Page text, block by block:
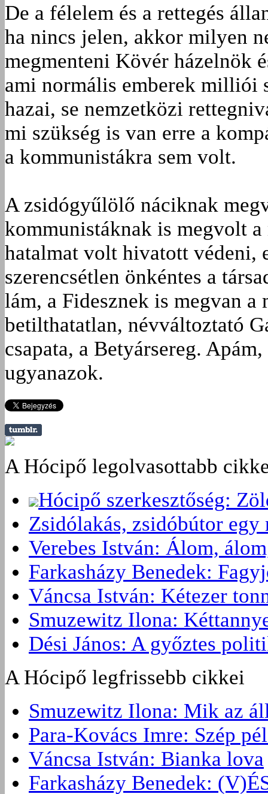
De a félelem és a rettegés
ha nincs jelen, akkor milyen
megmenteni Kövér házelnök
ami normális emberek milliói
hazai, se nemzetközi
mi szükség is van erre a
a kommunistákra sem volt.
A zsidógyűlölő náciknak
kommunistáknak is megvolt
hatalmat volt hivatott védeni,
szerencsétlen önkéntes a
lám, a Fidesznek is megvan a
betilthatatlan, névváltoztató
csapata, a Betyársereg.
ugyanazok.
A Hócipő legolvasottabb
Hócipő szerkesztőség:
Zsidólakás, zsidóbútor
Verebes István: Álom,
Farkasházy Benedek:
Váncsa István: Kétezer
Smuzewitz Ilona:
Dési János: A győztes
A Hócipő legfrissebb cikkei
Smuzewitz Ilona: Mik az
Para-Kovács Imre: Szép
Váncsa István: Bianka lova
Farkasházy Benedek: